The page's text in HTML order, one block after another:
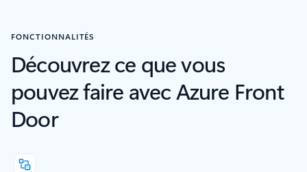
FONCTIONNALITÉS
Découvrez ce que vous
pouvez faire avec Azure Front
Door